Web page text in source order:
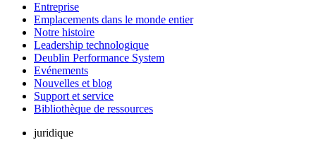
Entreprise
Emplacements dans le monde entier
Notre histoire
Leadership technologique
Deublin Performance System
Evénements
Nouvelles et blog
Support et service
Bibliothèque de ressources
juridique